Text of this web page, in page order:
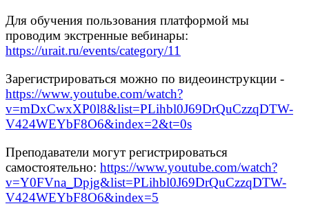
Для обучения пользования платформой мы
проводим экстренные вебинары:
https://urait.ru/events/category/11
Зарегистрироваться можно по видеоинструкции -
https://www.youtube.com/watch?
v=mDxCwxXP0l8&list=PLihbl0J69DrQuCzzqDTW-
V424WEYbF8O6&index=2&t=0s
Преподаватели могут регистрироваться
самостоятельно: https://www.youtube.com/watch?
v=Y0FVna_Dpjg&list=PLihbl0J69DrQuCzzqDTW-
V424WEYbF8O6&index=5